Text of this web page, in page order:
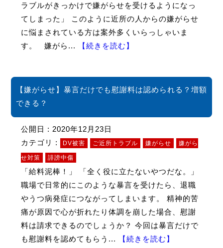
ラブルがきっかけで嫌がらせを受けるようになっ
てしまった」 このように近所の人からの嫌がらせ
に悩まされている方は案外多くいらっしゃいま
す。 嫌がら...
【続きを読む】
【嫌がらせ】暴言だけでも慰謝料は認められる？増額
できる？
公開日 : 2020年12月23日
カテゴリ :
DV被害 ご近所トラブル 嫌がらせ 嫌がら
せ対策 誹謗中傷
「給料泥棒！」 「全く役に立たないやつだな。」
職場で日常的にこのような暴言を受けたら、退職
やうつ病発症につながってしまいます。 精神的苦
痛が原因で心が折れたり体調を崩した場合、慰謝
料は請求できるのでしょうか？ 今回は暴言だけで
も慰謝料を認めてもらう...
【続きを読む】